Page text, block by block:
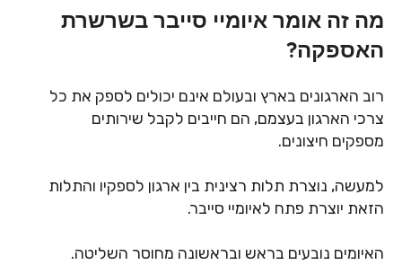
מה זה אומר איומיי סייבר בשרשרת
האספקה?
רוב הארגונים בארץ ובעולם אינם יכולים לספק את כל
צרכי הארגון בעצמם, הם חייבים לקבל שירותים
מספקים חיצונים.
למעשה, נוצרת תלות רצינית בין ארגון לספקיו והתלות
הזאת יוצרת פתח לאיומיי סייבר.
האיומים נובעים בראש ובראשונה מחוסר השליטה.